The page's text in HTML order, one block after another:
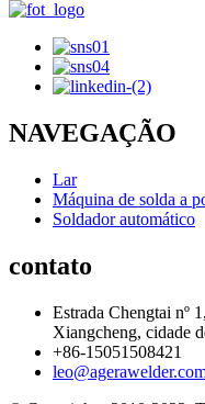
NAVEGAÇÃO
Lar
Máquina de solda a
Soldador automático
contato
Estrada Chengtai nº
Xiangcheng, cidade
+86-15051508421